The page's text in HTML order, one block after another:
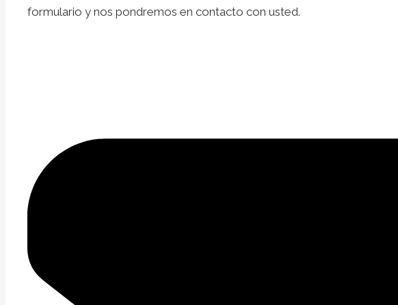
formulario y nos pondremos en contacto con usted.